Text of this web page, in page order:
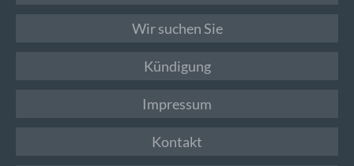
Wir suchen Sie
Kündigung
Impressum
Kontakt